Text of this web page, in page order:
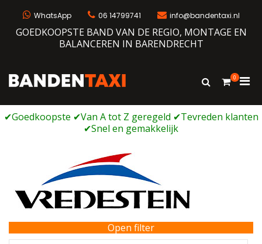
WhatsApp 06 14799741 info@bandentaxi.nl
GOEDKOOPSTE BAND VAN DE REGIO, MONTAGE EN
BALANCEREN IN BARENDRECHT
Bandengarage met eigen webshop
Toon
0
voor
Open filter